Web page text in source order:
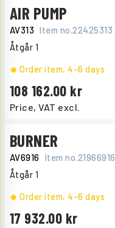
AIR PUMP
AV313 Item no.22425313
Åtgår 1
Price, VAT excl.
108 162.00
Order item, 4-6 days
BURNER
AV6916 Item no.21966916
Åtgår 1
17 932.00
Order item, 4-6 days